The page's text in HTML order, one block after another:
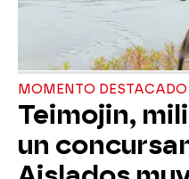
MOMENTO DESTACADO
Teimojin,
un